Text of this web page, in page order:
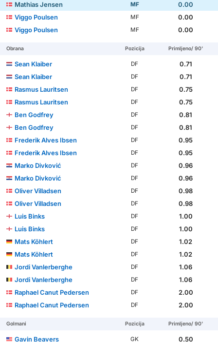
Mathias Jensen
MF
0.00
Viggo Poulsen
MF
0.00
Viggo Poulsen
MF 0.00
Obrana Pozicija Primljeno/ 90'
Sean Klaiber DF
0.71
Sean Klaiber
DF
0.71
Rasmus Lauritsen
DF
0.75
Rasmus Lauritsen
DF
0.75
Ben Godfrey
DF
0.81
Ben Godfrey
DF
0.81
Frederik Alves Ibsen
DF
0.95
Frederik Alves Ibsen
DF
0.95
Marko Divković
DF
0.96
Marko Divković
DF
0.96
Oliver Villadsen
DF
0.98
Oliver Villadsen
DF
0.98
Luis Binks
DF
1.00
Luis Binks
DF
1.00
Mats Köhlert
DF
1.02
Mats Köhlert
DF
1.02
Jordi Vanlerberghe
DF
1.06
Jordi Vanlerberghe
DF
1.06
Raphael Canut Pedersen
DF
2.00
Raphael Canut Pedersen
DF 2.00
Golmani Pozicija Primljeno/ 90'
Gavin Beavers GK
0.50